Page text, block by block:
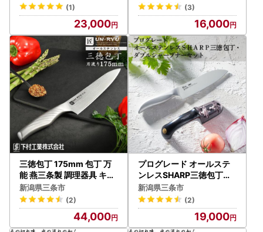
(1)
23,000
(3)
16,000
三徳包丁 175mm 包丁 万
能 燕三条製 調理器具 キッ
チン用品
新潟県三条市
(2)
44,000
プログレード オールステ
ンレスSHARP三徳包丁・
ダブルシャープナーセット
万能包丁 研ぎ器 簡単 キッ
チン用品 調理器具 新生活
燕三条製 [下村工業] 【01
新潟県三条市
(2)
19,000